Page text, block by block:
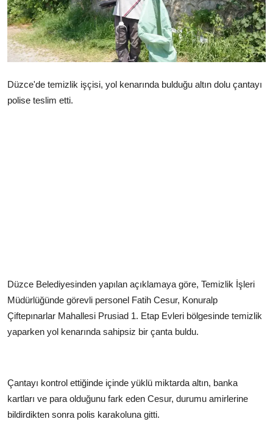
Çerkezköy
Düzce'de temizlik işçisi, yol kenarında bulduğu altın dolu çantayı
polise teslim etti.
Düzce Belediyesinden yapılan açıklamaya göre, Temizlik İşleri
Müdürlüğünde görevli personel Fatih Cesur, Konuralp
Çiftepınarlar Mahallesi Prusiad 1. Etap Evleri bölgesinde temizlik
yaparken yol kenarında sahipsiz bir çanta buldu.
Çantayı kontrol ettiğinde içinde yüklü miktarda altın, banka
kartları ve para olduğunu fark eden Cesur, durumu amirlerine
bildirdikten sonra polis karakoluna gitti.